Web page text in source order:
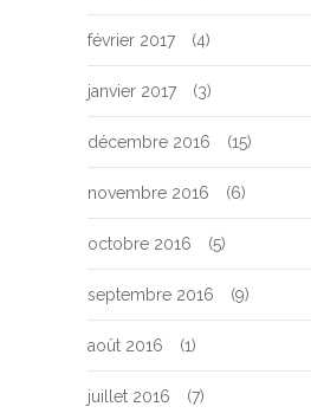
février 2017 (4)
janvier 2017 (3)
décembre 2016 (15)
novembre 2016 (6)
octobre 2016 (5)
septembre 2016 (9)
août 2016 (1)
juillet 2016 (7)